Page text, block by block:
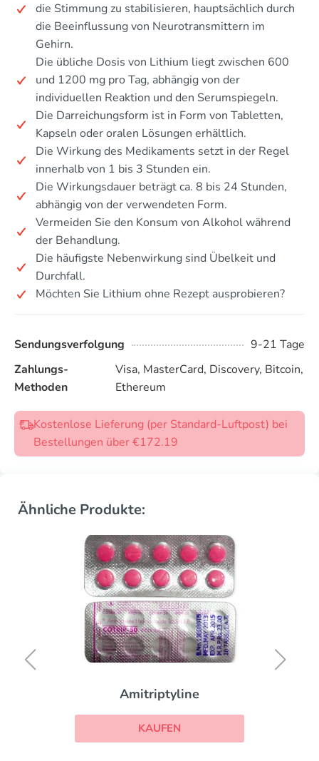
die Stimmung zu stabilisieren, hauptsächlich durch
die Beeinflussung von Neurotransmittern im
Gehirn.
Die übliche Dosis von Lithium liegt zwischen 600
und 1200 mg pro Tag, abhängig von der
individuellen Reaktion und den Serumspiegeln.
Die Darreichungsform ist in Form von Tabletten,
Kapseln oder oralen Lösungen erhältlich.
Die Wirkung des Medikaments setzt in der Regel
innerhalb von 1 bis 3 Stunden ein.
Die Wirkungsdauer beträgt ca. 8 bis 24 Stunden,
abhängig von der verwendeten Form.
Vermeiden Sie den Konsum von Alkohol während
der Behandlung.
Die häufigste Nebenwirkung sind Übelkeit und
Durchfall.
Möchten Sie Lithium ohne Rezept ausprobieren?
Sendungsverfolgung
9-21 Tage
Zahlungs-
Methoden
Visa, MasterCard, Discovery, Bitcoin,
Ethereum
Kostenlose Lieferung (per Standard-Luftpost) bei
Bestellungen über €172.19
Ähnliche Produkte:
Amitriptyline
KAUFEN